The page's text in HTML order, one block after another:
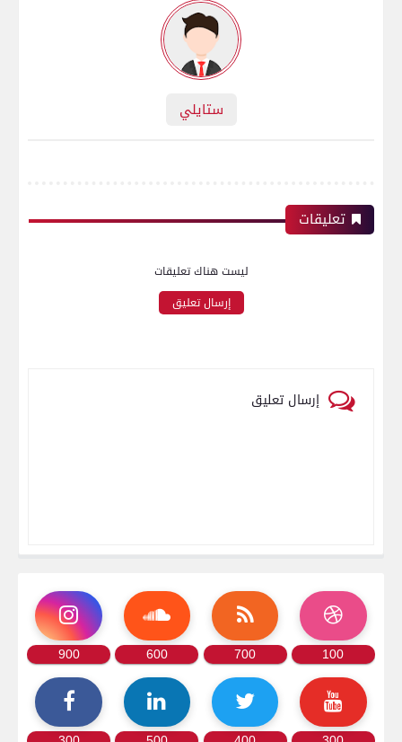
ستايلي
تعليقات
ليست هناك تعليقات
إرسال تعليق
إرسال تعليق
100
700
600
900